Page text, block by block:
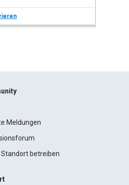
Meldungen
Standort betreiben